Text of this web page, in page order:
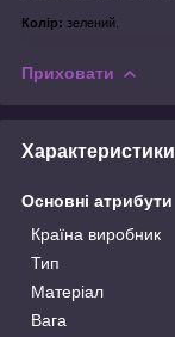
Колір: зелений.
Приховати
Характеристики
Основні атрибути
Країна виробник
Тип
Матеріал
Вага